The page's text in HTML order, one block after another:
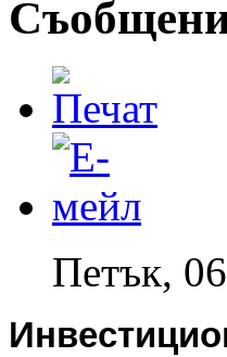
Петък,